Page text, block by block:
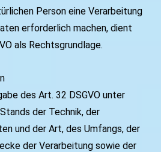
Person eine Verarbeitung
erforderlich machen, dient
als Rechtsgrundlage.
des Art. 32 DSGVO unter
der Technik, der
und der Art, des Umfangs, der
der Verarbeitung sowie der